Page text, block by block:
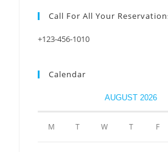
Call For All Your​
+123-456-1010
Calendar
AUGUST 2026
M T W T F